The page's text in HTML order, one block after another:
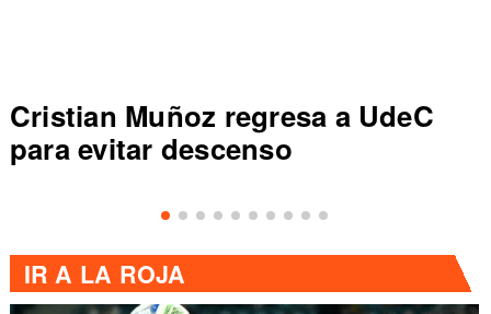
Cristian Muñoz regresa a UdeC
para evitar descenso
IR A LA ROJA